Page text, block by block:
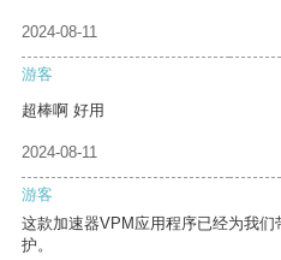
2024-08-11
游客
超棒啊 好用
2024-08-11
游客
这款加速器VPM应用程序已经为我
护。